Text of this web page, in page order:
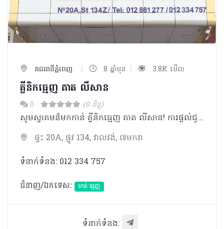
រាជធានីភ្នំពេញ | 8 ឆ្នាំមុន | 3.8K មើល
គ្លីនិកធ្មេញ គាត លីសាន​
0 (0 ពិន្ទុ)
សូមស្វាគមន៏មកកាន់ គ្លីនិកធ្មេញ គាត លីសាន! ការផ្តល់ជូននូវសេវាកម្មល្អ គួបសមនិងការមើលថែទាំ និងយកចិត្តទុកដាក់យ៉ាងឌិតដល់ ប្រកបដោយក្រមសីលធម៍ខ្ពស់ពីសំណាក់ គ្រូពេទ្យធ្មេញ និងជំនួយការដែលមានជំនាញច្បាស់លាស់ និងមានបទពិសោធន៏ច្រើនឆ្នាំ។ គ្រូពេទ្យធ្មេញនីមួយៗសុទ្ធតែបានបញ្ចប់ការសិក្សា នៅក្នុងស្រុក និងក្រៅប្រទេស ដែលមានអាជ្ញាប័ណ្ណត្រឹមត្រូវពីក្រសួងសុខាភិបាល។
ផ្ទះ 20A, ផ្លូវ 134, វាលវង់, ៧មករា
ទំនាក់ទំនង: 012 334 757
ជំនាញ/ឯកទេស:
មាត់ ធ្មេញ
ទំនាក់ទំនង: